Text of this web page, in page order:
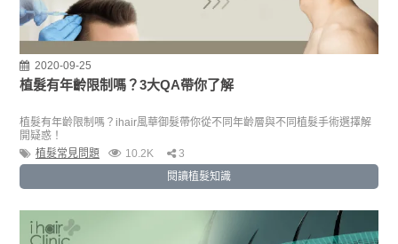
2020-09-25
植髮有年齡限制嗎？3大QA帶你了解
植髮有年齡限制嗎？ihair風華御髮帶你從不同年齡層與不同植髮手術選擇解
開疑惑！
植髮常見問題
10.2K
3
閱讀植髮知識